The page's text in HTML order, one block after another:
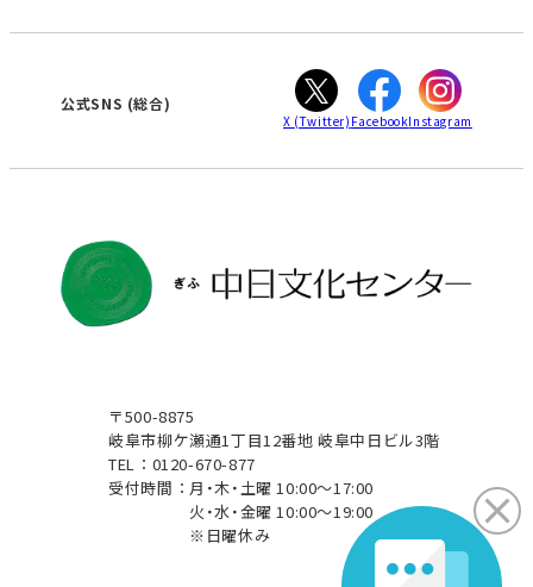
大垣
津
〒500-8875
岐阜市柳ケ瀬通1丁目12番地 岐阜中日ビル3階
TEL：0120-670-877
受付時間： 月・木・土曜 10:00～17:00
火・水・金曜 10:00～19:00
※日曜休み
公式SNS (総合)
X (Twitter) FacebookInstagram